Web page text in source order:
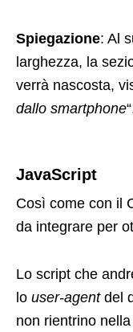
Spiegazione: Al
larghezza, la
verrà nascosta,
dallo smartphone
JavaScript
Così come con il
da integrare per
Lo script che
lo user-agentdel
non rientrino